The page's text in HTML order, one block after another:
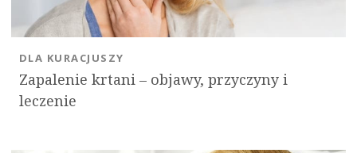
Zapalenie krtani – objawy, przyczyny i
leczenie
DLA KURACJUSZY